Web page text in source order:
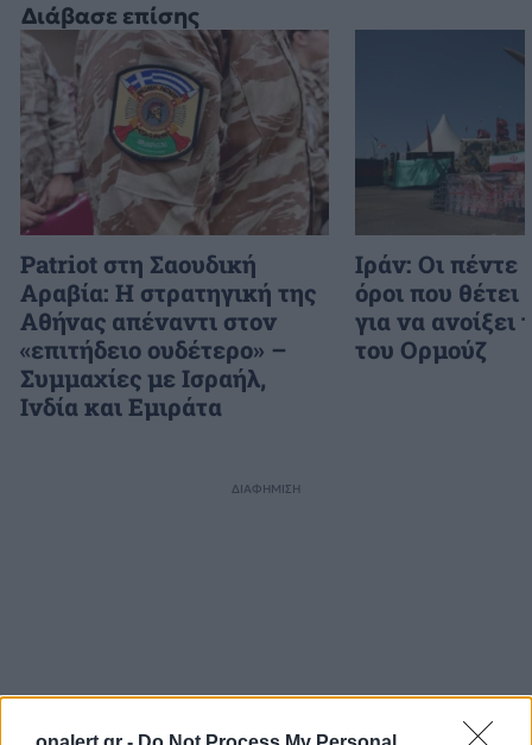
Διάβασε επίσης
Patriot στη Σαουδική
Αραβία: Η στρατηγική της
Αθήνας απέναντι στον
«επιτήδειο ουδέτερο» –
Συμμαχίες με Ισραήλ,
Ινδία και Εμιράτα
Ιράν: Οι πέντε
όροι που
για να ανοίξει
του Ορμούζ
ΔΙΑΦΗΜΙΣΗ